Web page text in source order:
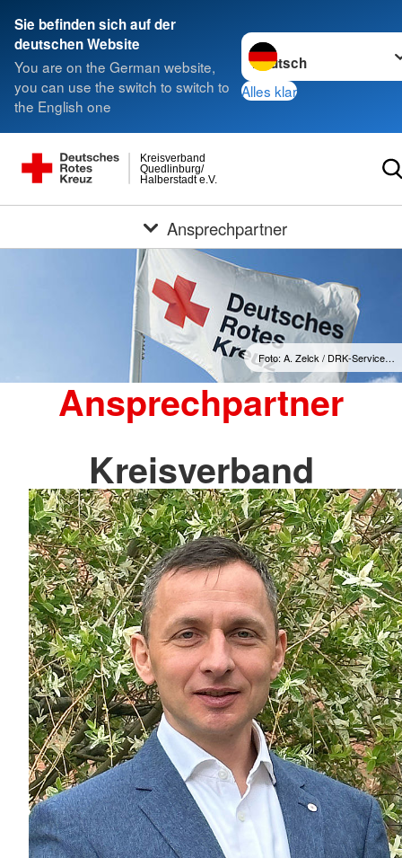
Sie befinden sich auf der
deutschen Website
You are on the German website,
you can use the switch to switch to
the English one
Sprache wechseln zu
Alles klar
Halberstadt e.V.
Quedlinburg/
Kreisverband
Ansprechpartner
Foto: A. Zelck / DRK-Service…
Ansprechpartner
Kreisverband